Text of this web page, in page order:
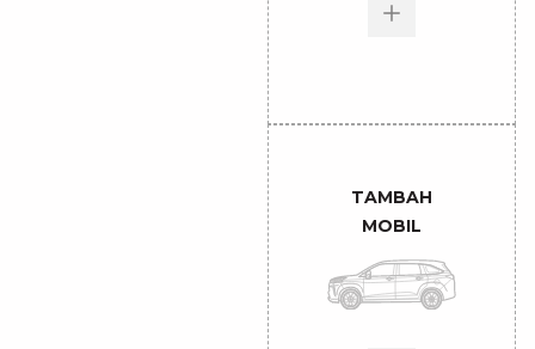
TAMBAH
MOBIL